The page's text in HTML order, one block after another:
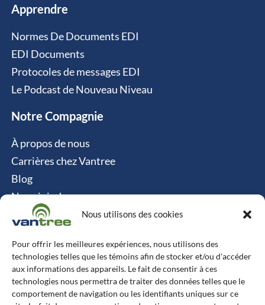
Nous utilisons des cookies
Pour offrir les meilleures expériences, nous utilisons des
technologies telles que les témoins afin de stocker et/ou d'accéder
aux informations des appareils. Le fait de consentir à ces
technologies nous permettra de traiter des données telles que le
comportement de navigation ou les identifiants uniques sur ce
Apprendre
Normes De Documents EDI
EDI Documents
Protocoles de messages EDI
Le Podcast de Nouveau Niveau
Notre Compagnie
À propos de nous
Carrières chez Vantree
Blog
Nous joindre
Politique relative aux cookies
Contact
Vantree Systems
514-747-0350